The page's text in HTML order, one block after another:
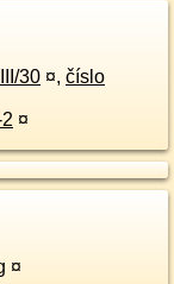
30 ¤, číslo
¤
¤